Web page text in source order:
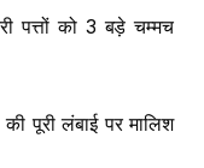
पत्तों को 3 बड़े चम्मच
पूरी लंबाई पर मालिश